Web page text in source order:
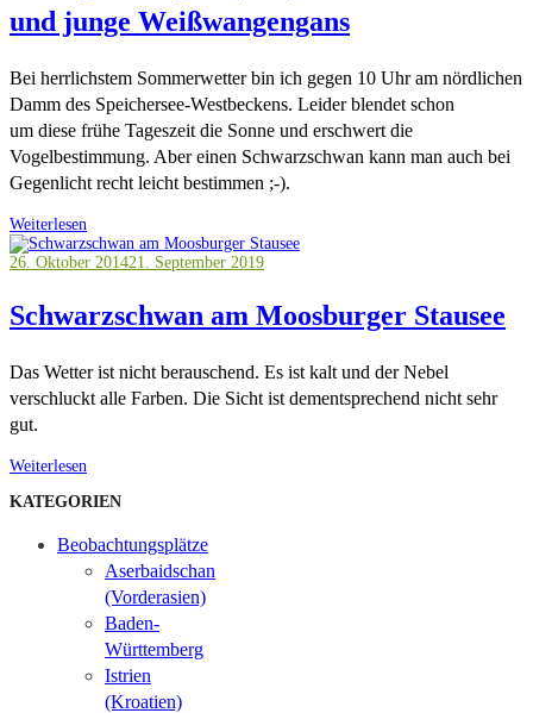
und junge Weißwangengans
Bei herrlichstem Sommerwetter bin ich gegen 10 Uhr am nördlichen
Damm des Speichersee-Westbeckens. Leider blendet schon
um diese frühe Tageszeit die Sonne und erschwert die
Vogelbestimmung. Aber einen Schwarzschwan kann man auch bei
Gegenlicht recht leicht bestimmen ;-).
Weiterlesen
26. Oktober 201421. September 2019
Schwarzschwan am Moosburger Stausee
Das Wetter ist nicht berauschend. Es ist kalt und der Nebel
verschluckt alle Farben. Die Sicht ist dementsprechend nicht sehr
gut.
Weiterlesen
KATEGORIEN
Beobachtungsplätze
Aserbaidschan
(Vorderasien)
Baden-
Württemberg
Istrien
(Kroatien)